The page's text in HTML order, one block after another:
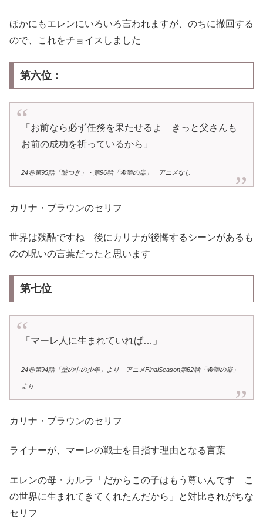
ほかにもエレンにいろいろ言われますが、のちに撤回する
ので、これをチョイスしました
第六位：
「お前なら必ず任務を果たせるよ きっと父さんも
お前の成功を祈っているから」
24巻第95話「嘘つき」・第96話「希望の扉」 アニメなし
カリナ・ブラウンのセリフ
世界は残酷ですね 後にカリナが後悔するシーンがあるも
のの呪いの言葉だったと思います
第七位
「マーレ人に生まれていれば…」
24巻第94話「壁の中の少年」より アニメFinalSeason第62話「希望の扉」
より
カリナ・ブラウンのセリフ
ライナーが、マーレの戦士を目指す理由となる言葉
エレンの母・カルラ「だからこの子はもう尊いんです こ
の世界に生まれてきてくれたんだから」と対比されがちな
セリフ